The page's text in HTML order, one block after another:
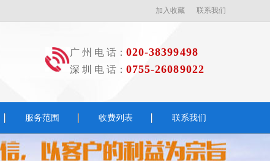
加入收藏 联系我们
广 州 电 话： 020-38399498
深 圳 电 话： 0755-26089022
服务范围 收费列表 联系我们